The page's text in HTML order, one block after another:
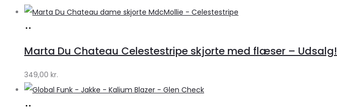
Klædeskabet.dk
Marta Du Chateau Celestestripe skjorte med flæser – Udsalg!
349,00 kr.